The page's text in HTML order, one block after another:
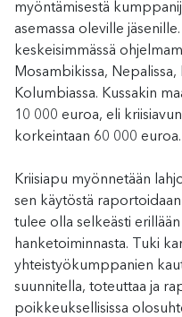
myöntämisestä
asemassa oleville
keskeisimmässä
Mosambikissa,
Kolumbiassa. Kussakin
10 000 euroa, eli
korkeintaan 60 000 euroa.
Kriisiapu myönnetään
sen käytöstä
tulee olla selkeästi
hanketoiminnasta. Tuki
yhteistyökumppanien
suunnitella, toteuttaa ja
poikkeuksellisissa